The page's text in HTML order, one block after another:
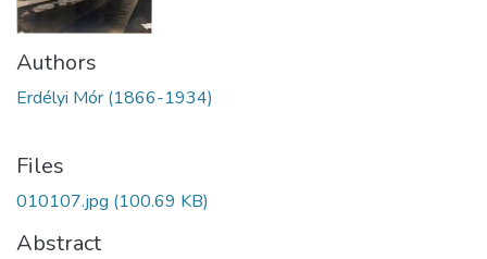
Authors
Erdélyi Mór (1866-1934)
Files
010107.jpg (100.69 KB)
Abstract